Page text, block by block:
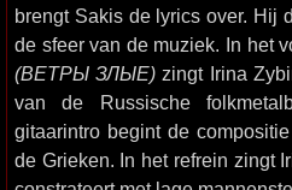
brengt Sakis de lyrics over. Hij
de sfeer van de muziek. In het
(ВЕТРЫ ЗЛЫЕ) zingt Irina
van de Russische
gitaarintro begint de
de Grieken. In het refrein zingt